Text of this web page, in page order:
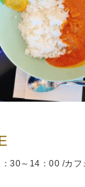
30～14：00 /カフ